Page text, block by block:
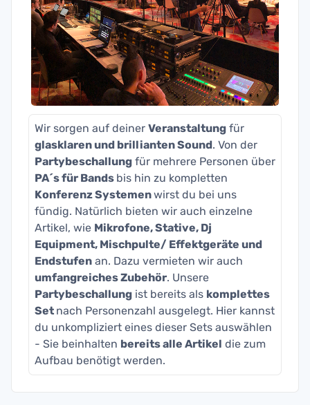
Wir sorgen auf deiner Veranstaltung für
glasklaren und brillianten Sound. Von der
Partybeschallung für mehrere Personen über
PA´s für Bands bis hin zu kompletten
Konferenz Systemenwirst du bei uns
fündig. Natürlich bieten wir auch einzelne
Artikel, wie Mikrofone, Stative, Dj
Equipment, Mischpulte/ Effektgeräte und
Endstufen an. Dazu vermieten wir auch
umfangreiches Zubehör. Unsere
Partybeschallung ist bereits als komplettes
Set nach Personenzahl ausgelegt. Hier kannst
du unkompliziert eines dieser Sets auswählen
- Sie beinhalten bereits alle Artikel die zum
Aufbau benötigt werden.